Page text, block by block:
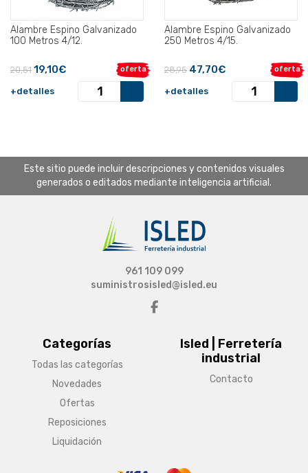
Alambre Espino Galvanizado
100 Metros 4/12.
oferta
20,51 19,10€
+detalles
Alambre Espino Galvanizado
250 Metros 4/15.
oferta
28,95 47,70€
+detalles
Este sitio puede incluir descripciones y contenidos visuales
generados o editados mediante inteligencia artificial.
Categorías
Todas las categorías
Novedades
Ofertas
Reposiciones
Liquidación
Isled | Ferretería
industrial
Contacto
961 109 099
suministrosisled@isled.eu